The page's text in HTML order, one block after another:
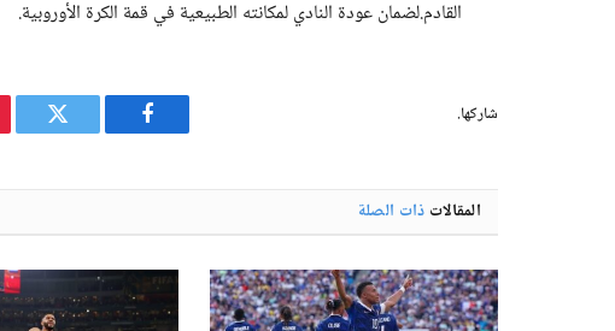
القادم.لضمان عودة النادي لمكانته الطبيعية في قمة الكرة الأوروبية.
شاركها.
فيسبوك تويتر
المقالات ذات الصلة